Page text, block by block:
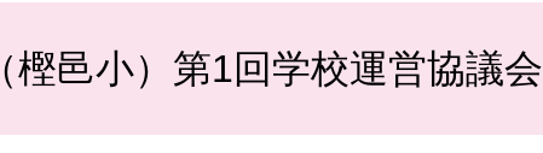
（樫邑小）第1回学校運営協議会